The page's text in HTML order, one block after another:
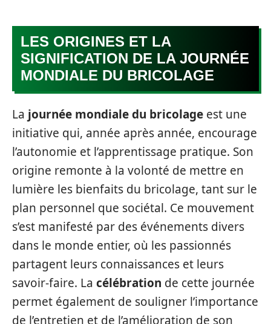
LES ORIGINES ET LA
SIGNIFICATION DE LA JOURNÉE
MONDIALE DU BRICOLAGE
La journée mondiale du bricolage est une
initiative qui, année après année, encourage
l’autonomie et l’apprentissage pratique. Son
origine remonte à la volonté de mettre en
lumière les bienfaits du bricolage, tant sur le
plan personnel que sociétal. Ce mouvement
s’est manifesté par des événements divers
dans le monde entier, où les passionnés
partagent leurs connaissances et leurs
savoir-faire. La célébration de cette journée
permet également de souligner l’importance
de l’entretien et de l’amélioration de son